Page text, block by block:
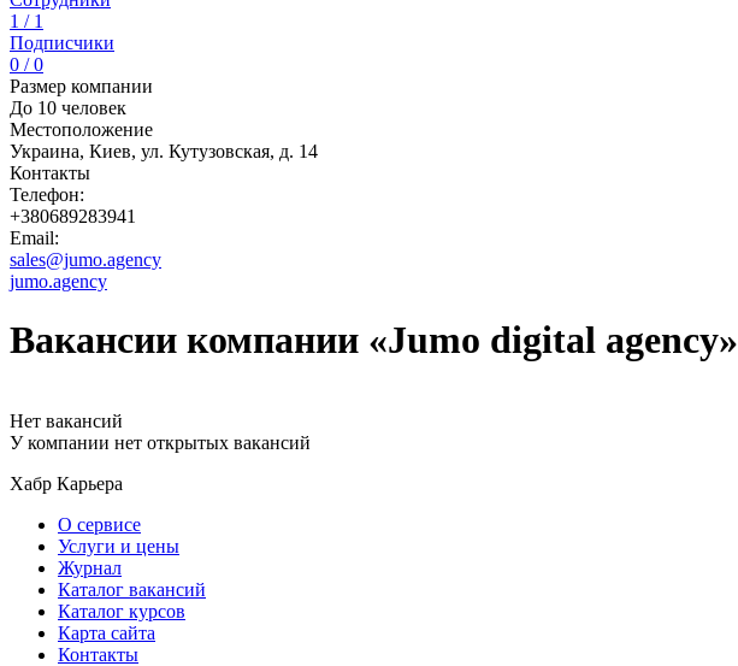
1 / 1
Подписчики
0 / 0
Размер компании
До 10 человек
Местоположение
Украина, Киев, ул. Кутузовская, д. 14
Контакты
Телефон:
+380689283941
Email:
sales@jumo.agency
jumo.agency
Вакансии компании «Jumo digital agency»
Нет вакансий
У компании нет открытых вакансий
Хабр Карьера
О сервисе
Услуги и цены
Журнал
Каталог вакансий
Каталог курсов
Карта сайта
Контакты